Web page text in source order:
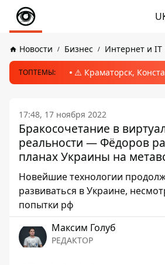
Новости Бизнес Интернет и IT
ТОПТЕМЫ: ⚠️ Краматорск,
17:48, 17 ноября 2022
Бракосочетание в
реальности — Фёдоров
планах Украины на
Новейшие технологии
развиваться в Украине,
попытки рф
Максим Голуб
РЕДАКТОР